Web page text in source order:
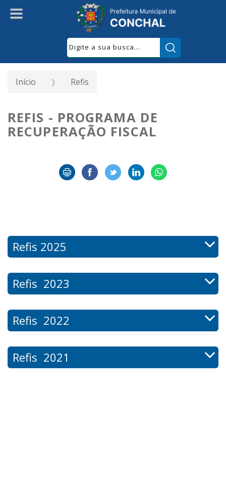
Início Refis
REFIS - PROGRAMA DE
RECUPERAÇÃO FISCAL
Refis 2025
Refis 2023
Refis 2022
Refis 2021